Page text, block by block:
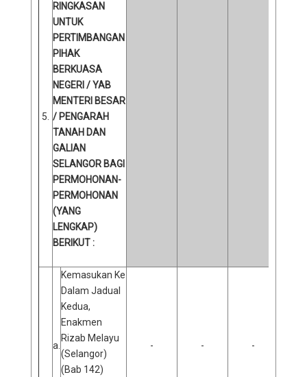
5.
RINGKASAN
UNTUK
PERTIMBANGAN
PIHAK
BERKUASA
NEGERI / YAB
MENTERI BESAR
/ PENGARAH
TANAH DAN
GALIAN
SELANGOR BAGI
PERMOHONAN-
PERMOHONAN
(YANG
LENGKAP)
BERIKUT :
a.
Kemasukan Ke
Dalam Jadual
Kedua,
Enakmen
Rizab Melayu
(Selangor)
(Bab 142)
- - -